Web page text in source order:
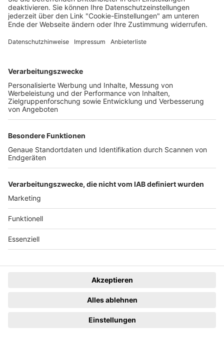
Freiburger Wochenbericht
Der Wochenbericht
wurde zum 31. Juli 2026
eingestellt.
News
Lokales
Sport
Ein Unternehmen der